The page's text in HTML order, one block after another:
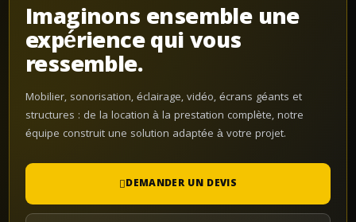
Imaginons ensemble une
expérience qui vous
ressemble.
Mobilier, sonorisation, éclairage, vidéo, écrans géants et
structures : de la location à la prestation complète, notre
équipe construit une solution adaptée à votre projet.
DEMANDER UN DEVIS